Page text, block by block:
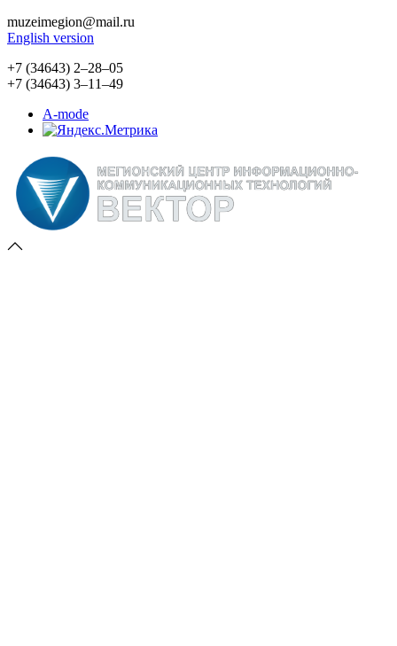
muzeimegion@mail.ru
English version
+7 (34643) 2‒28‒05
+7 (34643) 3‒11‒49
A-mode